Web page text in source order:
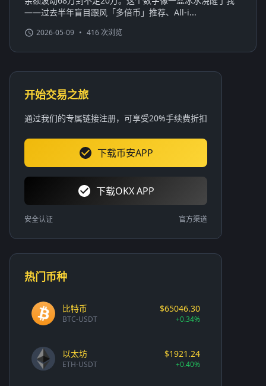
——过去半年盲目跟风「多倍币」推荐、All-i...
2026-05-09 • 416 次浏览
开始交易之旅
通过我们的专属链接注册，可享受20%手续费折扣
下载币安APP
下载OKX APP
安全认证 官方渠道
热门币种
比特币
BTC-USDT
$65046.30
+0.34%
以太坊
ETH-USDT
$1921.24
+0.40%